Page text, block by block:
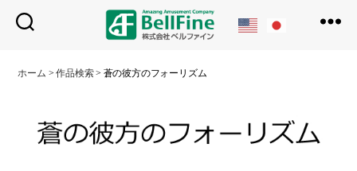
フ
ホーム >作品検索> 蒼の彼方のフォーリズム